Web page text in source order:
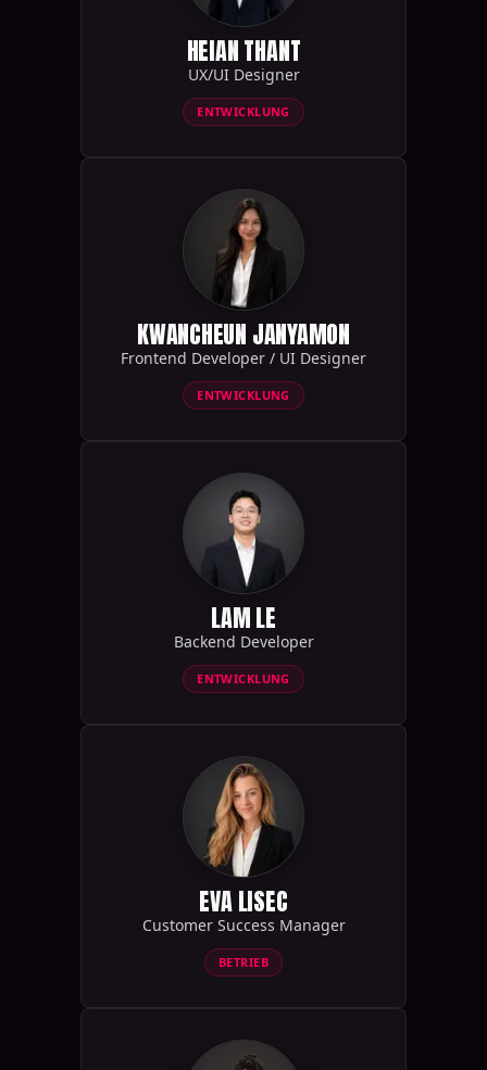
HEIAN THANT
UX/UI Designer
ENTWICKLUNG
KWANCHEUN JANYAMON
Frontend Developer / UI Designer
ENTWICKLUNG
LAM LE
Backend Developer
ENTWICKLUNG
EVA LISEC
Customer Success Manager
BETRIEB